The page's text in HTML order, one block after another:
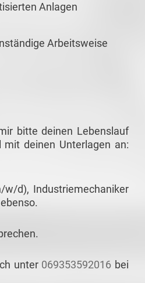
Anlagen
Arbeitsweise
bitte deinen Lebenslauf
deinen Unterlagen an:
d), Industriemechaniker
unter 069353592016 bei